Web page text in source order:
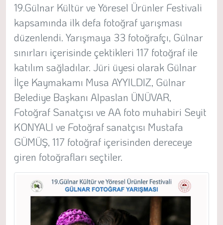
19.Gülnar Kültür ve Yöresel Ürünler Festivali
kapsamında ilk defa fotoğraf yarışması
düzenlendi. Yarışmaya 33 fotoğrafçı, Gülnar
sınırları içerisinde çektikleri 117 fotoğraf ile
katılım sağladılar. Jüri üyesi olarak Gülnar
İlçe Kaymakamı Musa AYYILDIZ, Gülnar
Belediye Başkanı Alpaslan ÜNÜVAR,
Fotoğraf Sanatçısı ve AA foto muhabiri Seyit
KONYALI ve Fotoğraf sanatçısı Mustafa
GÜMÜŞ, 117 fotoğraf içerisinden dereceye
giren fotoğrafları seçtiler.